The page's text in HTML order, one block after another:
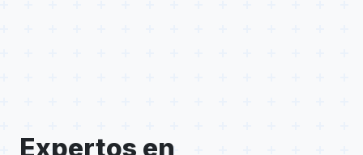
Expertos en